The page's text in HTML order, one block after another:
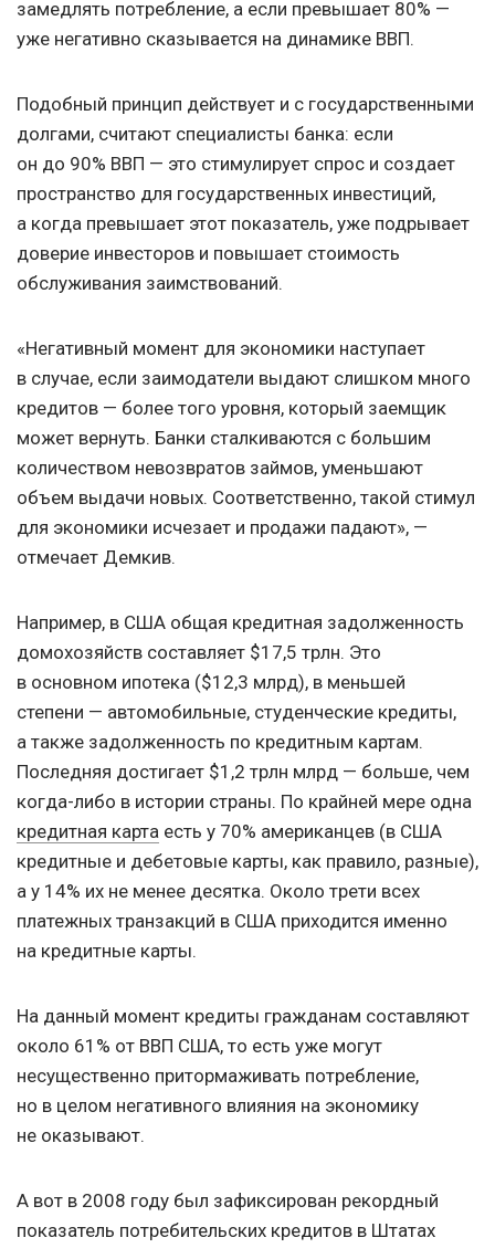
замедлять потребление, а если превышает 80% —
уже негативно сказывается на динамике ВВП.
Подобный принцип действует и с государственными
долгами, считают специалисты банка: если
он до 90% ВВП — это стимулирует спрос и создает
пространство для государственных инвестиций,
а когда превышает этот показатель, уже подрывает
доверие инвесторов и повышает стоимость
обслуживания заимствований.
«Негативный момент для экономики наступает
в случае, если заимодатели выдают слишком много
кредитов — более того уровня, который заемщик
может вернуть. Банки сталкиваются с большим
количеством невозвратов займов, уменьшают
объем выдачи новых. Соответственно, такой стимул
для экономики исчезает и продажи падают», —
отмечает Демкив.
Например, в США общая кредитная задолженность
домохозяйств составляет $17,5 трлн. Это
в основном ипотека ($12,3 млрд), в меньшей
степени — автомобильные, студенческие кредиты,
а также задолженность по кредитным картам.
Последняя достигает $1,2 трлн млрд — больше, чем
когда-либо в истории страны. По крайней мере одна
кредитная карта есть у 70% американцев (в США
кредитные и дебетовые карты, как правило, разные),
а у 14% их не менее десятка. Около трети всех
платежных транзакций в США приходится именно
на кредитные карты.
На данный момент кредиты гражданам составляют
около 61% от ВВП США, то есть уже могут
несущественно притормаживать потребление,
но в целом негативного влияния на экономику
не оказывают.
А вот в 2008 году был зафиксирован рекордный
показатель потребительских кредитов в Штатах